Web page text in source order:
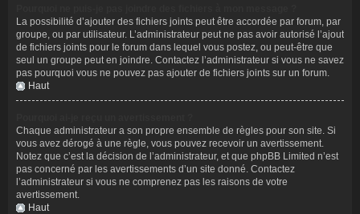
La possibilité d’ajouter des fichiers joints peut être accordée par forum, par
groupe, ou par utilisateur. L’administrateur peut ne pas avoir autorisé l’ajout
de fichiers joints pour le forum dans lequel vous postez, ou peut-être que
seul un groupe peut en joindre. Contactez l’administrateur si vous ne savez
pas pourquoi vous ne pouvez pas ajouter de fichiers joints sur un forum.
Haut
Chaque administrateur a son propre ensemble de règles pour son site. Si
vous avez dérogé à une règle, vous pouvez recevoir un avertissement.
Notez que c’est la décision de l’administrateur, et que phpBB Limited n’est
pas concerné par les avertissements d’un site donné. Contactez
l’administrateur si vous ne comprenez pas les raisons de votre
avertissement.
Haut